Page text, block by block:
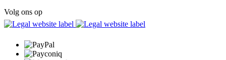
Volg ons op